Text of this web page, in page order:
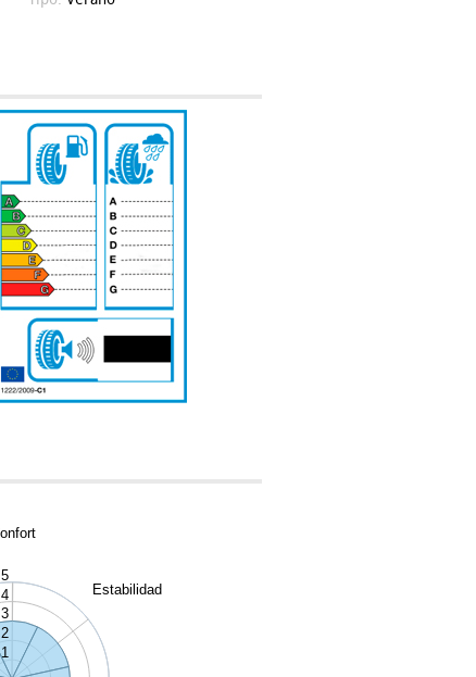
Estabilidad
1
2
3
4
5